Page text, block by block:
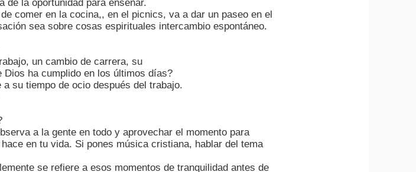
de la oportunidad para enseñar.
comer en la cocina,, en el picnics, va a dar un paseo en el
sea sobre cosas espirituales intercambio espontáneo.
un cambio de carrera, su
ha cumplido en los últimos días?
su tiempo de ocio después del trabajo.
a la gente en todo y aprovechar el momento para
en tu vida. Si pones música cristiana, hablar del tema
se refiere a esos momentos de tranquilidad antes de